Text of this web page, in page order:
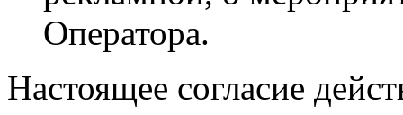
Оператора.
Настоящее согласие